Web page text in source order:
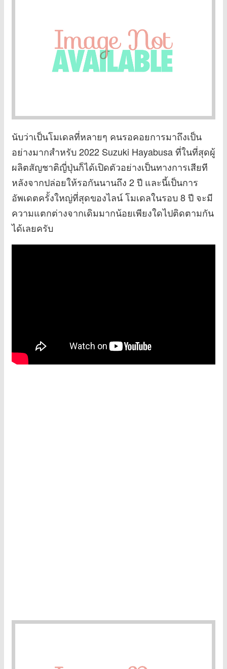
นับว่าเป็นโมเดลที่หลายๆ คนรอคอยการมาถึงเป็น
อย่างมากสำหรับ 2022 Suzuki Hayabusa ที่ในที่สุดผู้
ผลิตสัญชาติญี่ปุ่นก็ได้เปิดตัวอย่างเป็นทางการเสียที
หลังจากปล่อยให้รอกันนานถึง 2 ปี และนี้เป็นการ
อัพเดตครั้งใหญ่ที่สุดของไลน์ โมเดลในรอบ 8 ปี จะมี
ความแตกต่างจากเดิมมากน้อยเพียงใดไปติดตามกัน
ได้เลยครับ